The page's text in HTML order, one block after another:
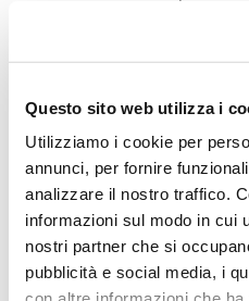
Questo sito web utilizza i
Utilizziamo i cookie per
annunci, per fornire
analizzare il nostro traffico.
informazioni sul modo in cui
nostri partner che si
pubblicità e social media, i
Cina alla Corea, dal Sud
Il grande pubblico italiano
programmi televisivi, come
suo recente Riserva
dei massimi premi in Europa
Meilleur Livre Étranger,
premio SuperMondello,
Auteur Vivant Les Cyranos